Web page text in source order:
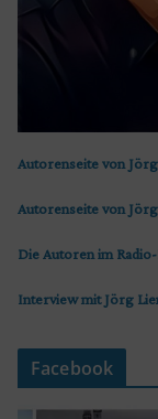
Autorenseite von
Autorenseite von
Die Autoren im
Interview mit Jörg
Facebook